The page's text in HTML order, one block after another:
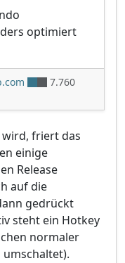
optimiert
7.760
wird, friert das
einige
Release
auf die
gedrückt
steht ein Hotkey
normaler